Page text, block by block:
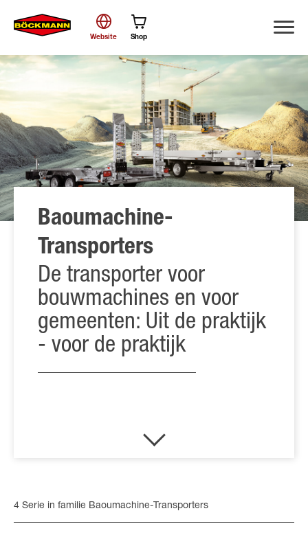
Zoek
Website Shop
Baoumachine-
Transporters
De transporter voor
bouwmachines en voor
gemeenten: Uit de praktijk
- voor de praktijk
4 Serie in familie Baoumachine-Transporters